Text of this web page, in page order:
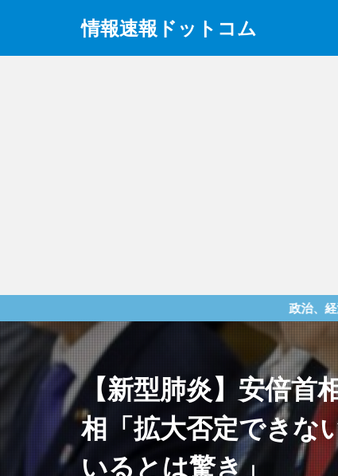
情報速報ドットコム
政治、経済、地震、放射
【新型肺炎】安倍首
相「拡大否定できな
いるとは驚き」